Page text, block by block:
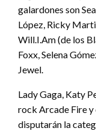
galardones son
López, Ricky
Will.I.Am (de los
Foxx, Selena
Jewel.
Lady Gaga, Katy
rock Arcade Fire
disputarán la